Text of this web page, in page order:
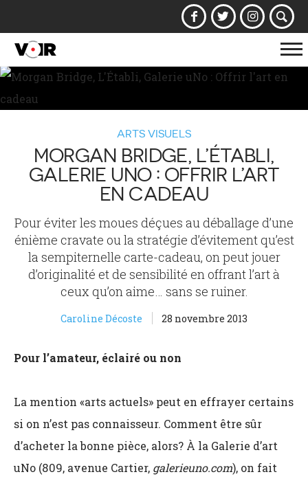
la
ARTS VISUELS
MORGAN BRIDGE, L’ÉTABLI,
GALERIE UNO : OFFRIR L’ART
EN CADEAU
Pour éviter les moues déçues au déballage d’une
énième cravate ou la stratégie d’évitement qu’est
la sempiternelle carte-cadeau, on peut jouer
d’originalité et de sensibilité en offrant l’art à
ceux qu’on aime… sans se ruiner.
Caroline Décoste 28 novembre 2013
Pour l’amateur, éclairé ou non
La mention «arts actuels» peut en effrayer certains
si on n’est pas connaisseur. Comment être sûr
d’acheter la bonne pièce, alors? À la Galerie d’art
uNo (809, avenue Cartier, galerieuno.com), on fait